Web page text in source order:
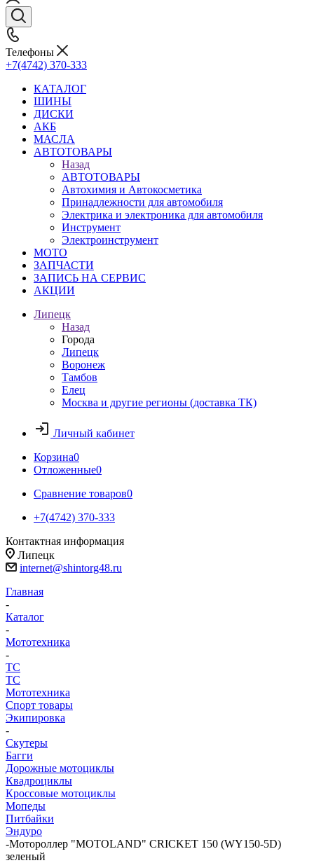
Телефоны
+7(4742) 370-333
КАТАЛОГ
ШИНЫ
ДИСКИ
АКБ
МАСЛА
АВТОТОВАРЫ
Назад
АВТОТОВАРЫ
Автохимия и Автокосметика
Принадлежности для автомобиля
Электрика и электроника для автомобиля
Инструмент
Электроинструмент
МОТО
ЗАПЧАСТИ
ЗАПИСЬ НА СЕРВИС
АКЦИИ
Липецк
Назад
Города
Липецк
Воронеж
Тамбов
Елец
Москва и другие регионы (доставка ТК)
Личный кабинет
Корзина0
Отложенные0
Сравнение товаров0
+7(4742) 370-333
Контактная информация
Липецк
internet@shintorg48.ru
Главная
-
Каталог
-
Мототехника
-
ТС
ТС
Мототехника
Спорт товары
Экипировка
-
Скутеры
Багги
Дорожные мотоциклы
Квадроциклы
Кроссовые мотоциклы
Мопеды
Питбайки
Эндуро
-Мотороллер "MOTOLAND" CRICKET 150 (WY150-5D)
зеленый